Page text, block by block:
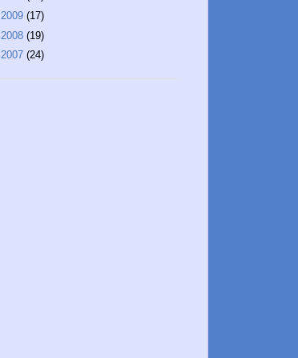
2009 (17)
2008 (19)
2007 (24)